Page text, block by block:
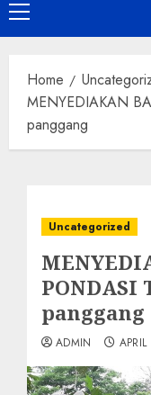
Primary
Menu
Home
MENYEDIAKAN
panggang
Uncategorized
PONDASI
panggang
ADMIN